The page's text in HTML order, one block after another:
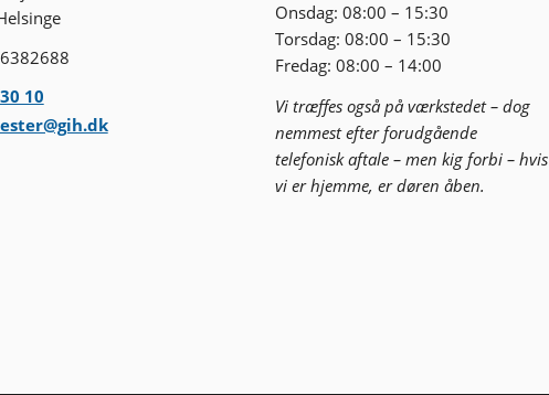
10
Onsdag: 08:00 – 15:30
Torsdag: 08:00 – 15:30
Fredag: 08:00 – 14:00
Vi træffes også på værkstedet – dog
nemmest efter forudgående
telefonisk aftale – men kig forbi – hvis
vi er hjemme, er døren åben.